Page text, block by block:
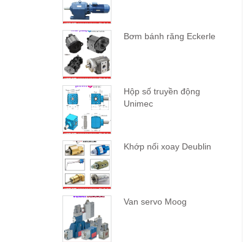
Bơm bánh răng Eckerle
Hộp số truyền động
Unimec
Khớp nối xoay Deublin
Van servo Moog